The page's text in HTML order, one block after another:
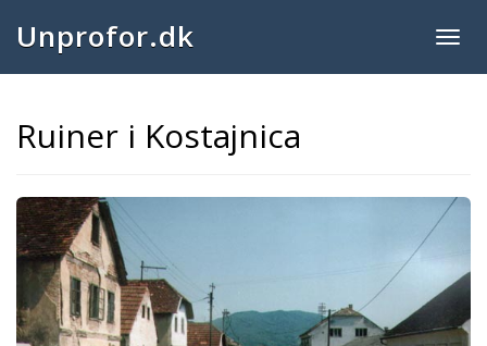
Unprofor.dk
Ruiner i Kostajnica